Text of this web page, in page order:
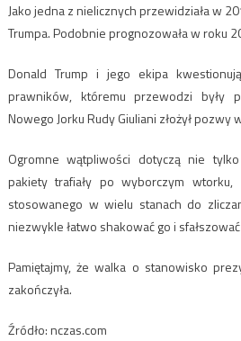
Jako jedna z nielicznych przewidziała w
Trumpa. Podobnie prognozowała w roku
Donald Trump i jego ekipa
prawników, któremu przewodzi były
Nowego Jorku Rudy Giuliani złożył pozwy
Ogromne wątpliwości dotyczą nie
pakiety trafiały po wyborczym
stosowanego w wielu stanach do
niezwykle łatwo shakować go i
Pamiętajmy, że walka o stanowisko
zakończyła.
Źródło: nczas.com